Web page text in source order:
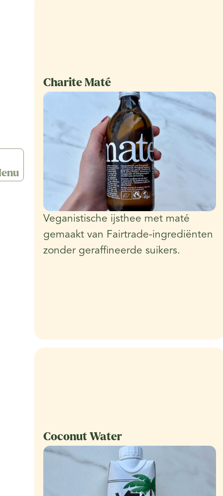
Charite Maté
Veganistische ijsthee met maté
gemaakt van Fairtrade-ingrediënten
zonder geraffineerde suikers.
Coconut Water